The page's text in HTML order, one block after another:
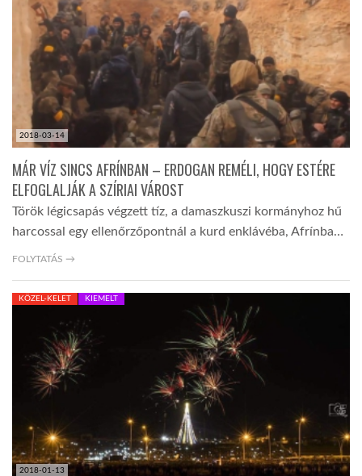
2018-03-14
MÁR VÍZ SINCS AFRÍNBAN – ERDOGAN REMÉLI, HOGY ESTÉRE
ELFOGLALJÁK A SZÍRIAI VÁROST
Török légicsapás végzett tíz, a damaszkuszi kormányhoz hű
harcossal egy ellenőrzőpontnál a kurd enklávéba, Afrínba…
FOLYTATÁS →
2018-01-13
KÖZEL-KELET KIEMELT